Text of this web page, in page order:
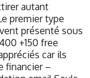
autant
premier type
présenté sous
+150 free
car ils
financier –